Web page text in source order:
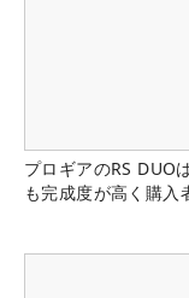
プロギアのRS DUO
も完成度が高く購入